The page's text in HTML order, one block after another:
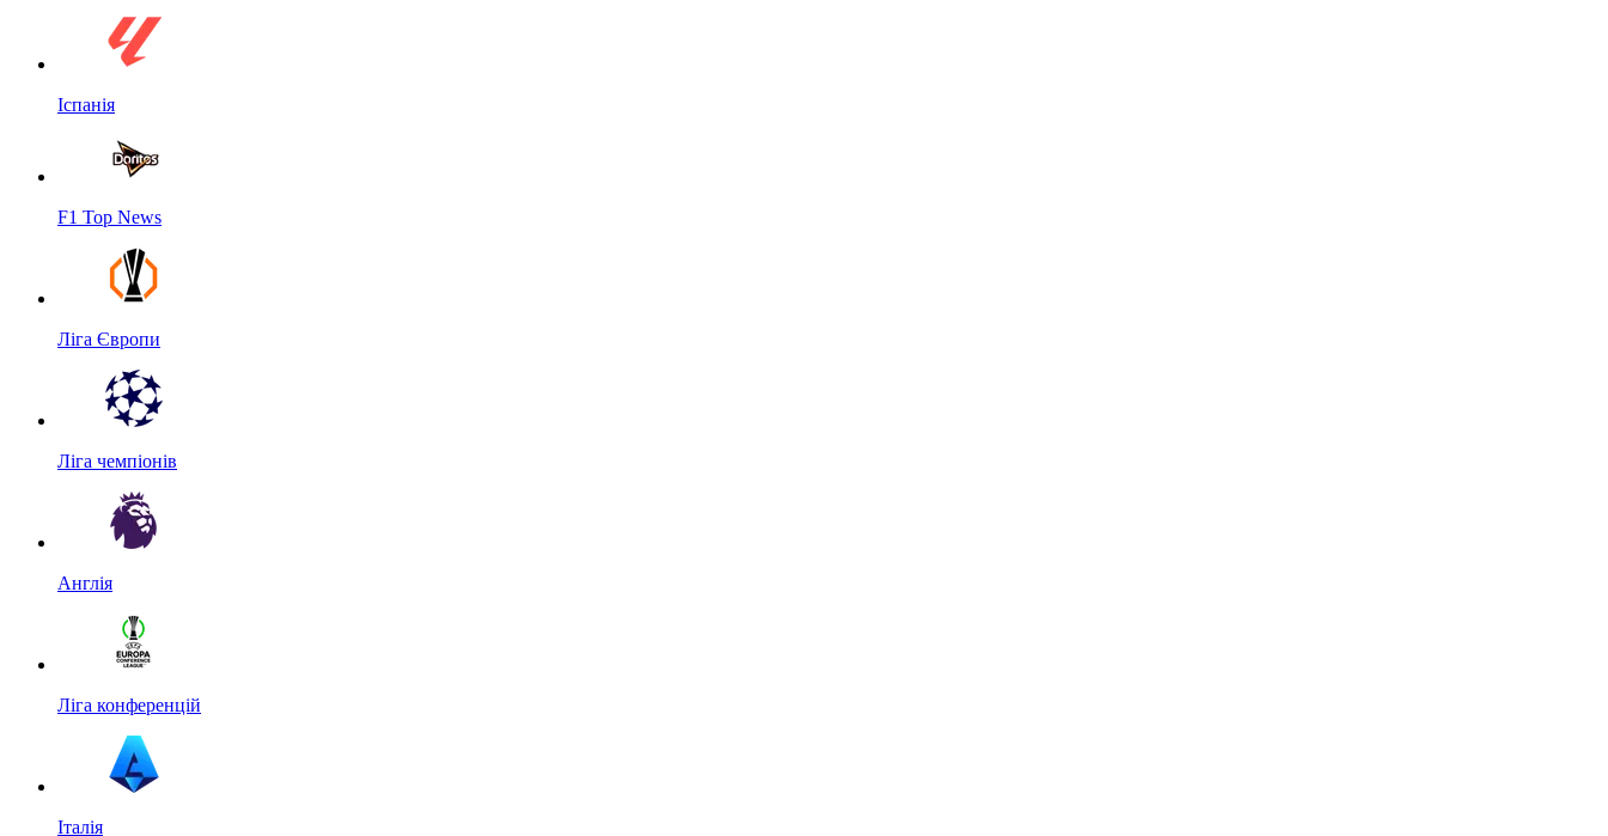
Іспанія
F1 Top News
Ліга Європи
Ліга чемпіонів
Англія
Ліга конференцій
Італія